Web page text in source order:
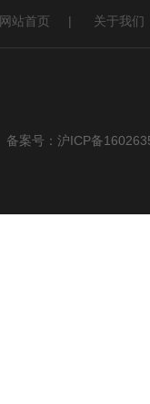
网站首页 | 关于我们
备案号：沪ICP备